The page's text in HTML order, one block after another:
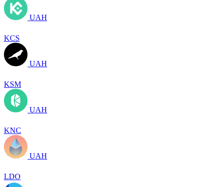
UAH
KCS
UAH
KSM
UAH
KNC
UAH
LDO